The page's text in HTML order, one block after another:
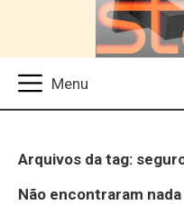
Arquivos da tag:
Não encontraram